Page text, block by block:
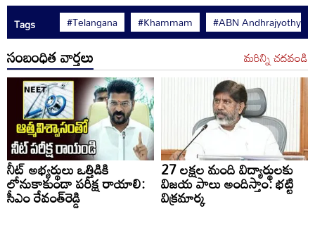
Tags #Telangana #Khammam #ABN Andhrajyothy
సంబంధిత వార్తలు మరిన్ని చదవండి
నీట్ అభ్యర్థులు ఒత్తిడికి
లోనుకాకుండా పరీక్ష రాయాలి:
సీఎం రేవంత్‌రెడ్డి
27 లక్షల మంది విద్యార్థులకు
విజయ పాలు అందిస్తాం: భట్టి
విక్రమార్క